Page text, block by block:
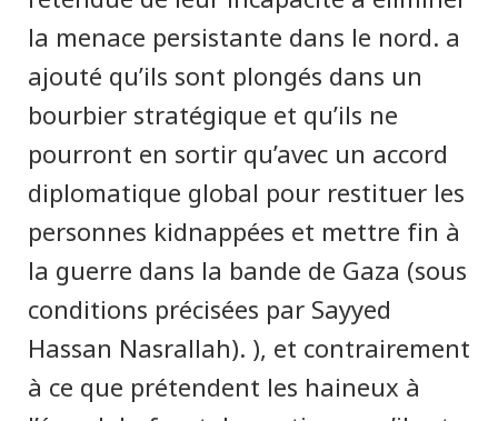
la menace persistante dans le nord. a
ajouté qu’ils sont plongés dans un
bourbier stratégique et qu’ils ne
pourront en sortir qu’avec un accord
diplomatique global pour restituer les
personnes kidnappées et mettre fin à
la guerre dans la bande de Gaza (sous
conditions précisées par Sayyed
Hassan Nasrallah). ), et contrairement
à ce que prétendent les haineux à